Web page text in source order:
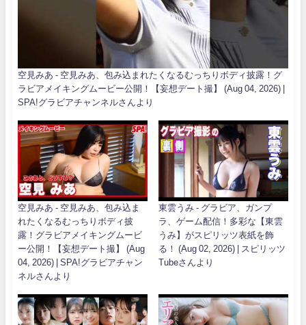
空見みあ - 空見みあ、包み込まれたくなるむっちりボディ披露！グ
ラビアメイキングムービー公開！【妄想デート撮】 (Aug 04, 2026) |
SPA!グラビアチャンネルさんより
空見みあ - 空見みあ、包み込ま
れたくなるむっちりボディ披
露！グラビアメイキングムービ
ー公開！【妄想デート撮】 (Aug
04, 2026) | SPA!グラビアチャン
ネルさんより
東雲うみ - グラビア、ガンプ
ラ、ゲーム配信！多彩な【東雲
うみ】がスピリッツ表紙を飾
る！ (Aug 02, 2026) | スピリッツ
Tubeさんより